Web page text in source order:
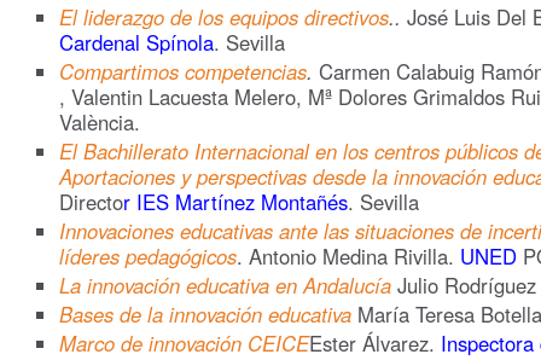
El liderazgo de los equipos directivos.. José Luis Del
Cardenal Spínola. Sevilla
Compartimos competencias. Carmen Calabuig
, Valentin Lacuesta Melero, Mª Dolores Grimaldos
València.
El Bachillerato Internacional en los centros públicos
Aportaciones y perspectivas desde la innovación
Director IES Martínez Montañés. Sevilla
Innovaciones educativas ante las situaciones de
líderes pedagógicos. Antonio Medina Rivilla. UNED
La innovación educativa en Andalucía Julio
Bases de la innovación educativa María Teresa
Marco de innovación CEICEEster Álvarez.